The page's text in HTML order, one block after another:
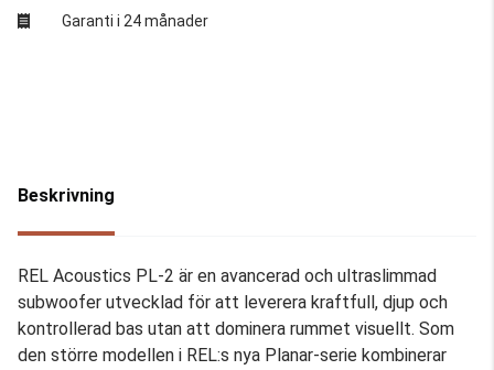
Garanti i 24 månader
Beskrivning
REL Acoustics PL-2 är en avancerad och ultraslimmad
subwoofer utvecklad för att leverera kraftfull, djup och
kontrollerad bas utan att dominera rummet visuellt. Som
den större modellen i REL:s nya Planar-serie kombinerar